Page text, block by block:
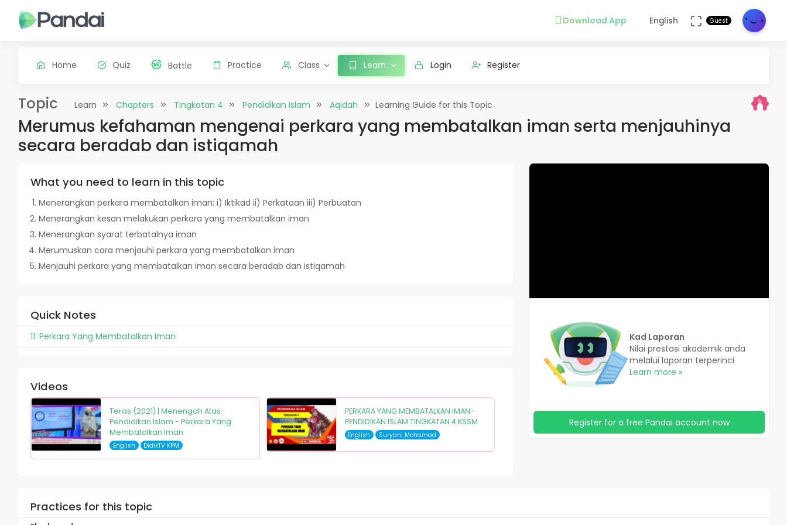
Download App English Guest
Home Quiz Battle Practice Class Learn Login Register
Topic Learn Chapters Tingkatan 4 Pendidikan Islam Aqidah Learning Guide for this Topic
Merumus kefahaman mengenai perkara yang membatalkan iman serta menjauhinya
secara beradab dan istiqamah
What you need to learn in this topic
Menerangkan perkara membatalkan iman: i) Iktikad ii) Perkataan iii) Perbuatan
Menerangkan kesan melakukan perkara yang membatalkan iman
Menerangkan syarat terbatalnya iman
Merumuskan cara menjauhi perkara yang membatalkan iman
Menjauhi perkara yang membatalkan iman secara beradab dan istiqamah
Quick Notes
11: Perkara Yang Membatalkan Iman
Videos
Teras (2021) | Menengah Atas:
Pendidikan Islam - Perkara Yang
Membatalkan Iman
English DidikTV KPM
PERKARA YANG MEMBATALKAN IMAN-
PENDIDIKAN ISLAM TINGKATAN 4 KSSM
English Suryani Mohamad
Kad Laporan
Nilai prestasi akademik anda
melalui laporan terperinci
Learn more »
Register for a free Pandai account now
Practices for this topic